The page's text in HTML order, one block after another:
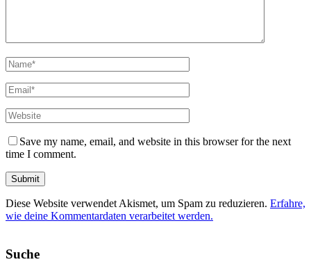
Save my name, email, and website in this browser for the next
time I comment.
Diese Website verwendet Akismet, um Spam zu reduzieren. Erfahre,
wie deine Kommentardaten verarbeitet werden.
Suche